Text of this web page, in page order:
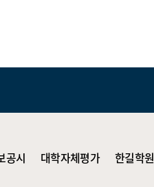
공시 대학자체평가
한길학원